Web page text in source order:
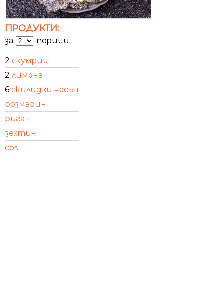
ПРОДУКТИ:
за порции
2 скумрии
2 лимона
6 скилидки чесън
розмарин
риган
зехтин
сол